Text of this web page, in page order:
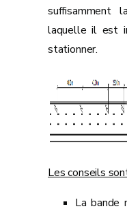
suffisamment
laquelle il est
stationner.
Les conseils
La bande